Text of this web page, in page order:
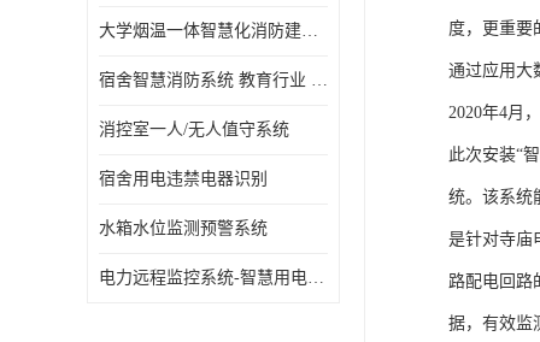
大学烟温一体智慧化消防建设 培训机构 数字化
宿舍智慧消防系统 教育行业 摄像头升级
消控室一人/无人值守系统
宿舍用电违禁电器识别
水箱水位监测预警系统
电力远程监控系统-智慧用电安全监控管理系统
度，更重要
通过应用大
2020年4月
此次安装“
统。该系统
是针对寺庙
路配电回路
据，有效监